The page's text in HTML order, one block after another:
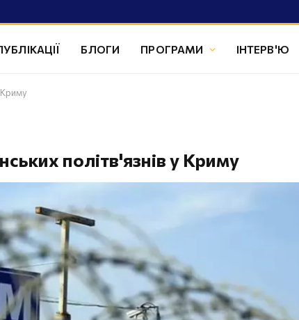
БЛОГИ ПРОГРАМИ ІНТЕРВ'Ю
Криму
політв'язнів у Криму